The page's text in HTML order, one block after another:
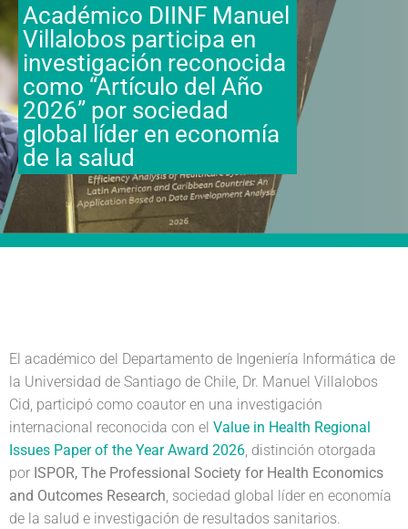
Académico DIINF Manuel
Villalobos participa en
investigación reconocida
como “Artículo del Año
2026” por sociedad
global líder en economía
de la salud
El académico del Departamento de Ingeniería Informática de
la Universidad de Santiago de Chile, Dr. Manuel Villalobos
Cid, participó como coautor en una investigación
internacional reconocida con el Value in Health Regional
Issues Paper of the Year Award 2026, distinción otorgada
por ISPOR, The Professional Society for Health Economics
and Outcomes Research, sociedad global líder en economía
de la salud e investigación de resultados sanitarios.